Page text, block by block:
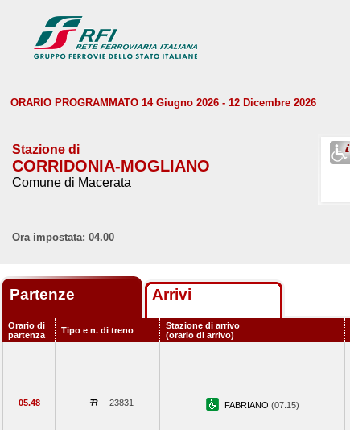
ORARIO PROGRAMMATO 14 Giugno 2026 - 12 Dicembre 2026
Stazione di
CORRIDONIA-MOGLIANO
Comune di Macerata
Ora impostata: 04.00
Partenze Arrivi
Orario di
partenza
Tipo e n. di treno
Stazione di arrivo
(orario di arrivo)
05.48 23831 FABRIANO (07.15)